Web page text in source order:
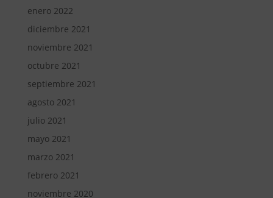
enero 2022
diciembre 2021
noviembre 2021
octubre 2021
septiembre 2021
agosto 2021
julio 2021
mayo 2021
marzo 2021
febrero 2021
noviembre 2020